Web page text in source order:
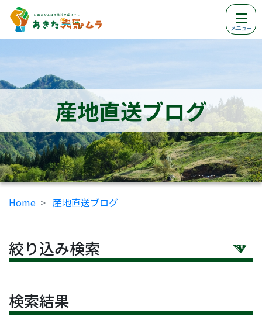
メニュー
産地直送ブログ
Home 産地直送ブログ
絞り込み検索
検索結果